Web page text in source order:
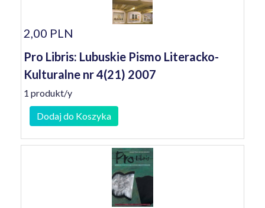
2,00 PLN
Pro Libris: Lubuskie Pismo Literacko-
Kulturalne nr 4(21) 2007
1 produkt/y
Dodaj do Koszyka